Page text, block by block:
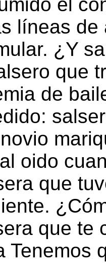
el
líneas
¿Y
que
de
oido
que
que te
Tenemos